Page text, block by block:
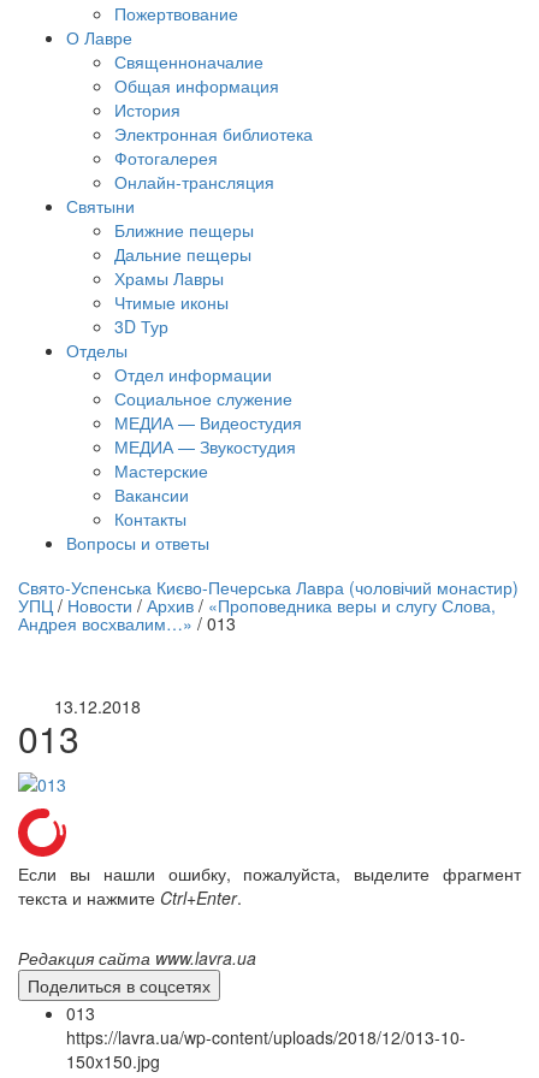
Пожертвование
О Лавре
Священноначалие
Общая информация
История
Электронная библиотека
Фотогалерея
Онлайн-трансляция
Святыни
Ближние пещеры
Дальние пещеры
Храмы Лавры
Чтимые иконы
3D Тур
Отделы
Отдел информации
Социальное служение
МЕДИА — Видеостудия
МЕДИА — Звукостудия
Мастерские
Вакансии
Контакты
Вопросы и ответы
трансляция | 12 сентября
трансляции
Свято-Успенська Києво-Печерська Лавра (чоловічий монастир)
УПЦ / Новости / Архив / «Проповедника веры и слугу Слова,
Андрея восхвалим…» / 013
13.12.2018
013
Если вы нашли ошибку, пожалуйста, выделите фрагмент
текста и нажмите Ctrl+Enter.
Редакция сайта www.lavra.ua
Поделиться в соцсетях
013
https://lavra.ua/wp-content/uploads/2018/12/013-10-
150x150.jpg